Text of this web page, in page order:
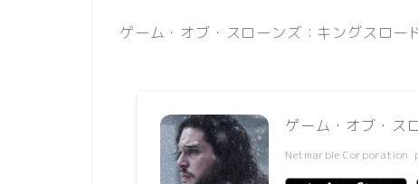
ゲーム・オブ・スローンズ：キングスロー
ゲーム・オブ・ス
Netmarble Corporation